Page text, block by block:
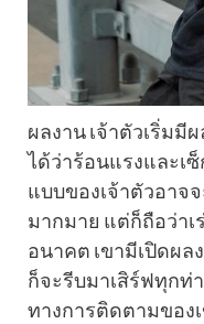
ผลงาน เจ้าตัวเริ่มมี
ได้ว่าร้อนแรงและเ
แบบของเจ้าตัวอาจ
มากมาย แต่ก็ถือว่า
อนาคต เขามีเปิดผล
ก็จะรีบมาเสิร์ฟทุกท่
ทางการติดตามของ